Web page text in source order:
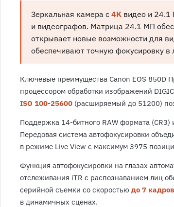
Зеркальная камера с4Kвидео и 24.1
и видеографов. Матрица 24.1 МП
открывает новые возможности для
обеспечивают точную фокусировку в
Ключевые преимущества Canon EOS 850D
процессором обработки изображений
ISO 100-25600 (расширяемый до 51200)
Поддержка 14-битного RAW формата (CR3)
Передовая система автофокусировки
в режиме Live View с максимум 3975
Функция автофокусировки на глазах
отслеживания iTR с распознаванием лиц
серийной съемки со скоростьюдо 7
в динамичных сценах.